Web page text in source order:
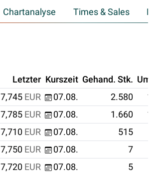
Chartanalyse Times & Sales
Letzter Kurszeit Gehand. Stk.
7,745 EUR 07.08. 2.580
7,785 EUR 07.08. 1.660
7,710 EUR 07.08. 515
7,750 EUR 07.08.
7
7,720 EUR 07.08.
5